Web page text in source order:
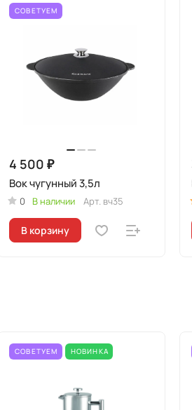
СОВЕТУЕМ
4 500 ₽
Вок чугунный 3,5л
0 В наличии Арт. вч35
В корзину
СОВЕТУЕМ НОВИНКА